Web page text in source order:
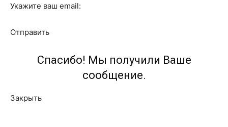
Укажите ваш email:
Отправить
Спасибо! Мы получили Ваше
сообщение.
Закрыть